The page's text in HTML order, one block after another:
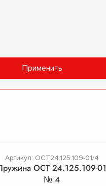
Применить
Артикул: ОСТ24.125.109-01/4
ОСТ 24.125.109-01
№ 4